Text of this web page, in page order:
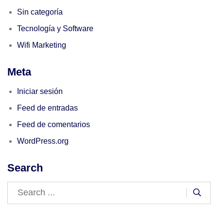
Sin categoría
Tecnología y Software
Wifi Marketing
Meta
Iniciar sesión
Feed de entradas
Feed de comentarios
WordPress.org
Search